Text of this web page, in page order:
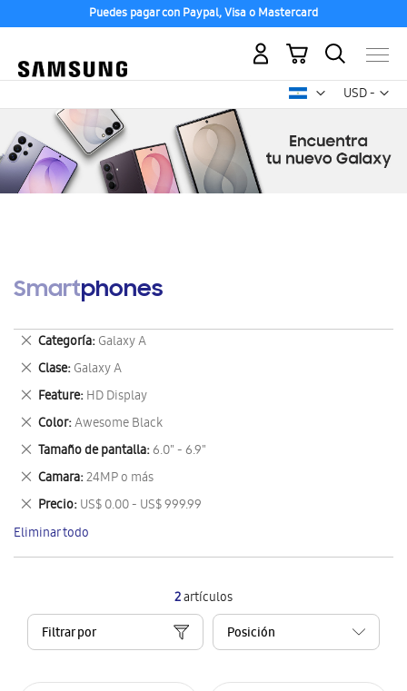
Puedes pagar con Paypal, Visa o Mastercard
USD -
dólar
Mi carrito
Smartphones
2artículos
Filtrar por
Categoría Galaxy A
Eliminar
este
artículo
Clase Galaxy A
Eliminar
este
artículo
Feature HD Display
Eliminar
este
artículo
Color Awesome Black
Eliminar
este
artículo
Tamaño de pantalla 6.0" - 6.9"
Eliminar
este
artículo
Camara 24MP o más
Eliminar
este
artículo
Precio US$ 0.00 - US$ 999.99
Eliminar
este
artículo
Eliminar todo